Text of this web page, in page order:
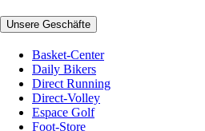
Unsere Geschäfte
Basket-Center
Daily Bikers
Direct Running
Direct-Volley
Espace Golf
Foot-Store